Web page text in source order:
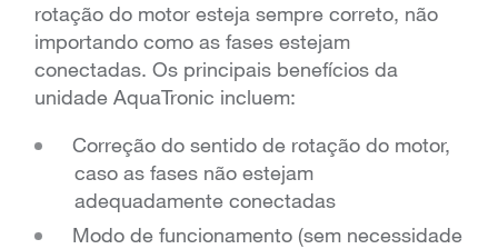
rotação do motor esteja sempre correto, não
importando como as fases estejam
conectadas. Os principais benefícios da
unidade AquaTronic incluem:
Correção do sentido de rotação do motor,
caso as fases não estejam
adequadamente conectadas
Modo de funcionamento (sem necessidade